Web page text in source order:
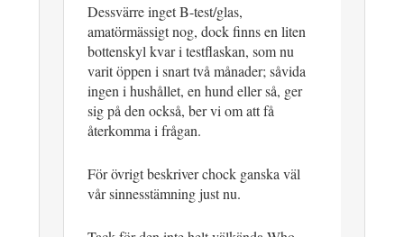
Dessvärre inget B-test/glas,
amatörmässigt nog, dock finns en liten
bottenskyl kvar i testflaskan, som nu
varit öppen i snart två månader; såvida
ingen i hushållet, en hund eller så, ger
sig på den också, ber vi om att få
återkomma i frågan.
För övrigt beskriver chock ganska väl
vår sinnesstämning just nu.